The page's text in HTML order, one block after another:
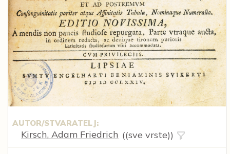
AUTOR/STVARATELJ:
Kirsch, Adam Friedrich ((sve vrste))